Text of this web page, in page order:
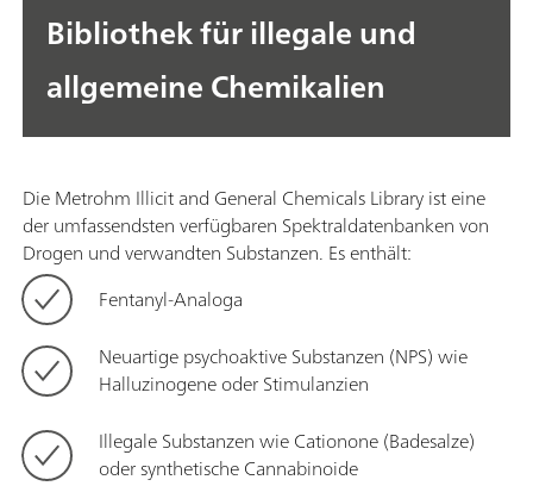
Bibliothek für illegale und
allgemeine Chemikalien
Die Metrohm Illicit and General Chemicals Library ist eine
der umfassendsten verfügbaren Spektraldatenbanken von
Drogen und verwandten Substanzen. Es enthält:
Fentanyl-Analoga
Neuartige psychoaktive Substanzen (NPS) wie
Halluzinogene oder Stimulanzien
Illegale Substanzen wie Cationone (Badesalze)
oder synthetische Cannabinoide